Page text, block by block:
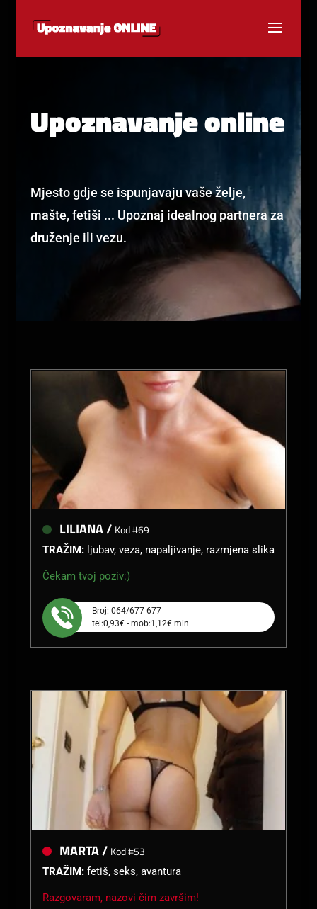
Upoznavanje online
Mjesto gdje se ispunjavaju vaše želje,
mašte, fetiši ... Upoznaj idealnog partnera za
druženje ili vezu.
LILIANA / Kod #69
TRAŽIM: ljubav, veza, napaljivanje, razmjena slika
Čekam tvoj poziv:)
Broj: 064/677-677
tel:0,93€ - mob:1,12€ min
MARTA / Kod #53
TRAŽIM: fetiš, seks, avantura
Razgovaram, nazovi čim završim!